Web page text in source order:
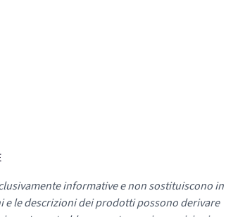
informative e non sostituiscono in
le descrizioni dei prodotti possono derivare